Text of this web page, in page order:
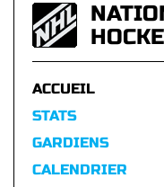
ACCUEIL
STATS
GARDIENS
CALENDRIER